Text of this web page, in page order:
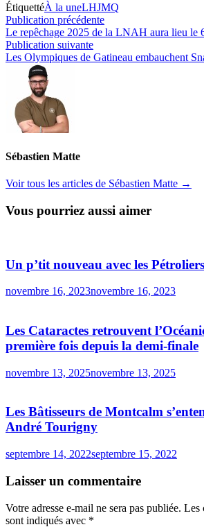
ÉtiquettéÀ la uneLHJMQ
Navigation
de
l’article
Publication précédentePublication
précédente :
Le repêchage 2025 de la LNAH aura lieu le
Publication suivantePublication
suivante :
Les Olympiques de Gatineau embauchent
Sébastien Matte
Voir tous les articles de Sébastien Matte →
Vous pourriez aussi aimer
Un p’tit nouveau avec les
novembre 16, 2023novembre 16, 2023
Les Cataractes retrouvent
première fois depuis la demi-finale
novembre 13, 2025novembre 13, 2025
Les Bâtisseurs de Montcalm
André Tourigny
septembre 14, 2022septembre 15, 2022
Laisser un commentaire
Votre adresse e-mail ne sera pas publiée. Les
sont indiqués avec *